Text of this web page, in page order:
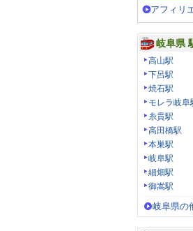
アフィリ
岐阜県
高山駅
下呂駅
焼石駅
モレラ岐阜
糸貫駅
高田橋駅
本巣駅
岐阜駅
細畑駅
御嵩駅
岐阜県の